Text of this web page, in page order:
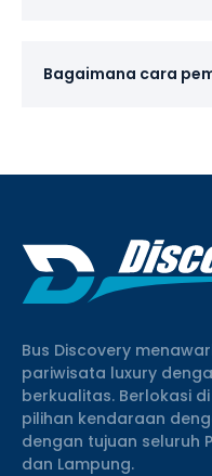
Bagaimana cara
Bus Discovery
pariwisata luxury
berkualitas. Berlokasi
pilihan kendaraan
dengan tujuan seluruh
dan Lampung.